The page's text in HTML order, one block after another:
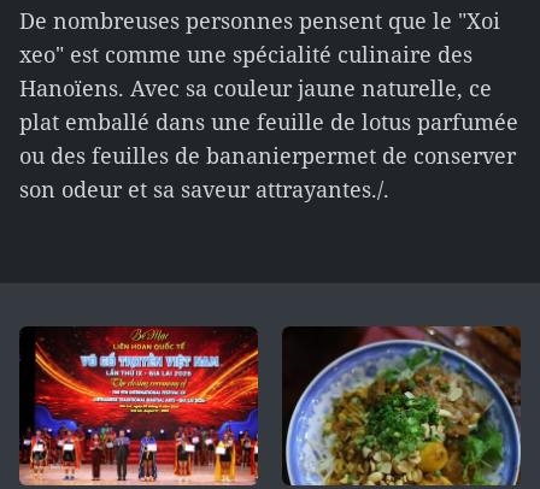
De nombreuses personnes pensent que le "Xoi
xeo" est comme une spécialité culinaire des
Hanoïens. Avec sa couleur jaune naturelle, ce
plat emballé dans une feuille de lotus parfumée
ou des feuilles de bananierpermet de conserver
son odeur et sa saveur attrayantes./.